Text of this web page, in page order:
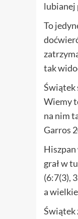
lubianej
To
tak
Świątek
Wiemy
na nim
Garros
grał w
(6:7(3),
a
Świątek